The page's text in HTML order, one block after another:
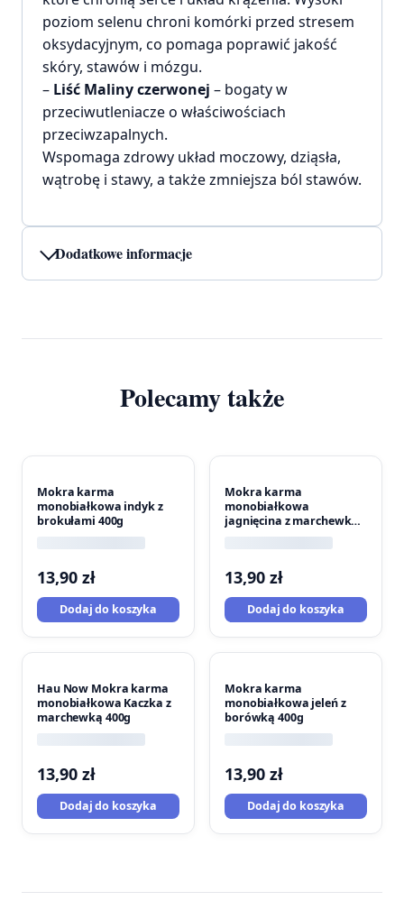
poziom selenu chroni komórki przed stresem
oksydacyjnym, co pomaga poprawić jakość
skóry, stawów i mózgu.
– Liść Maliny czerwonej – bogaty w
przeciwutleniacze o właściwościach
przeciwzapalnych.
Wspomaga zdrowy układ moczowy, dziąsła,
wątrobę i stawy, a także zmniejsza ból stawów.
Dodatkowe informacje
Polecamy także
Mokra karma
monobiałkowa indyk z
brokułami 400g
13,90 zł
Dodaj do koszyka
Mokra karma
monobiałkowa
jagnięcina z marchewką
13,90 zł
Dodaj do koszyka
Hau Now Mokra karma
monobiałkowa Kaczka z
marchewką 400g
13,90 zł
Dodaj do koszyka
Mokra karma
monobiałkowa jeleń z
borówką 400g
13,90 zł
Dodaj do koszyka